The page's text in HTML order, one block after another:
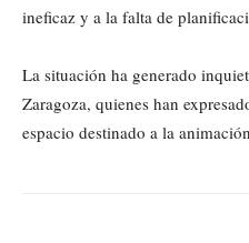
ineficaz y a la falta de
La situación ha generado
Zaragoza, quienes han
espacio destinado a la